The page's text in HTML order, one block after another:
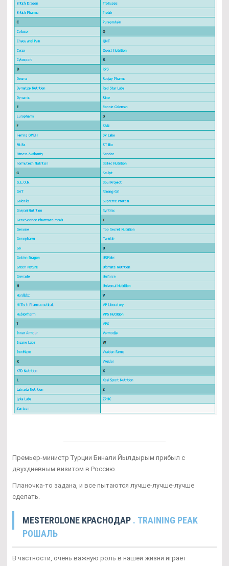
Премьер-министр Турции Бинали Йылдырым прибыл с
двухдневным визитом в Россию.
Планочка-то задана, и все пытаются лучше-лучше-лучше
сделать.
MESTEROLONE КРАСНОДАР . TRAINING PEAK
РОШАЛЬ
В частности, очень важную роль в нашей жизни играет